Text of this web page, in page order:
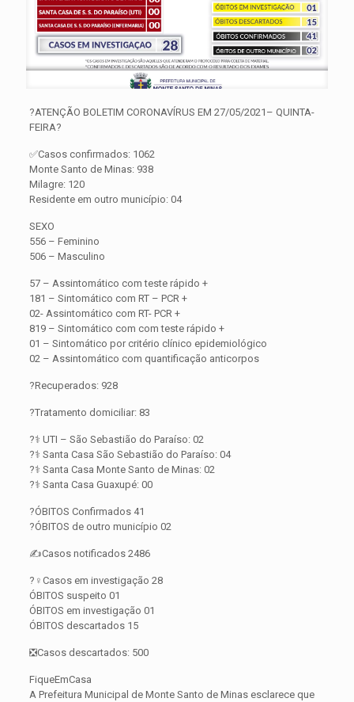
?ATENÇÃO BOLETIM CORONAVÍRUS EM 27/05/2021– QUINTA-
FEIRA?
✅Casos confirmados: 1062
Monte Santo de Minas: 938
Milagre: 120
Residente em outro município: 04
SEXO
556 – Feminino
506 – Masculino
57 – Assintomático com teste rápido +
181 – Sintomático com RT – PCR +
02- Assintomático com RT- PCR +
819 – Sintomático com com teste rápido +
01 – Sintomático por critério clínico epidemiológico
02 – Assintomático com quantificação anticorpos
?Recuperados: 928
?Tratamento domiciliar: 83
?‍⚕️ UTI – São Sebastião do Paraíso: 02
?‍⚕️ Santa Casa São Sebastião do Paraíso: 04
?‍⚕️ Santa Casa Monte Santo de Minas: 02
?‍⚕️ Santa Casa Guaxupé: 00
?ÓBITOS Confirmados 41
?ÓBITOS de outro município 02
✍️Casos notificados 2486
?️‍♀️Casos em investigação 28
ÓBITOS suspeito 01
ÓBITOS em investigação 01
ÓBITOS descartados 15
❎Casos descartados: 500
FiqueEmCasa
A Prefeitura Municipal de Monte Santo de Minas esclarece que